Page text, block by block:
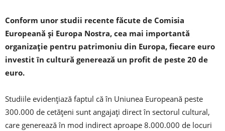
Conform unor studii recente făcute de Comisia
Europeană și Europa Nostra, cea mai importantă
organizație pentru patrimoniu din Europa, fiecare euro
investit în cultură generează un profit de peste 20 de
euro.
Studiile evidențiază faptul că în Uniunea Europeană peste
300.000 de cetățeni sunt angajați direct în sectorul cultural,
care generează în mod indirect aproape 8.000.000 de locuri